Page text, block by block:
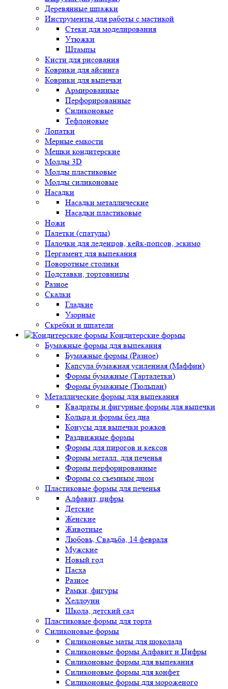
Деревянные шпажки
Инструменты для работы с мастикой
Стеки для моделирования
Утюжки
Штампы
Кисти для рисования
Коврики для айсинга
Коврики для выпечки
Армированные
Перфорированные
Силиконовые
Тефлоновые
Лопатки
Мерные емкости
Мешки кондитерские
Молды 3D
Молды пластиковые
Молды силиконовые
Насадки
Насадки металлические
Насадки пластиковые
Ножи
Палетки (спатулы)
Палочки для леденцов, кейк-попсов, эскимо
Пергамент для выпекания
Поворотные столики
Подставки, тортовницы
Разное
Скалки
Гладкие
Узорные
Скребки и шпатели
Кондитерские формы
Бумажные формы для выпекания
Бумажные формы (Разное)
Капсула бумажная усиленная (Маффин)
Формы бумажные (Тарталетки)
Формы бумажные (Тюльпан)
Металлические формы для выпекания
Квадраты и фигурные формы для выпечки
Кольца и формы без дна
Конусы для выпечки рожков
Раздвижные формы
Формы для пирогов и кексов
Формы металл. для печенья
Формы перфорированные
Формы со съемным дном
Пластиковые формы для печенья
Алфавит, цифры
Детские
Женские
Животные
Любовь, Свадьба, 14 февраля
Мужские
Новый год
Пасха
Разное
Рамки, фигуры
Хеллоуин
Школа, детский сад
Пластиковые формы для торта
Силиконовые формы
Силиконовые маты для шоколада
Силиконовые формы Алфавит и Цифры
Силиконовые формы для выпекания
Силиконовые формы для конфет
Силиконовые формы для мороженого